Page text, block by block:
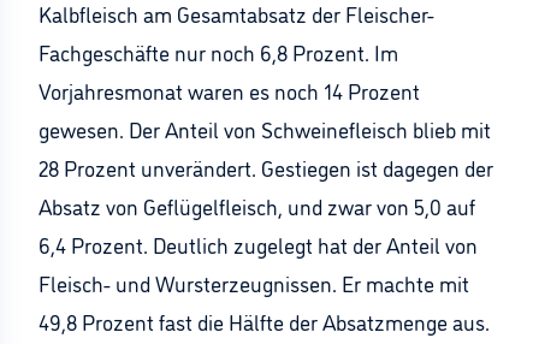
Kalbfleisch am Gesamtabsatz der Fleischer-
Fachgeschäfte nur noch 6,8 Prozent. Im
Vorjahresmonat waren es noch 14 Prozent
gewesen. Der Anteil von Schweinefleisch blieb mit
28 Prozent unverändert. Gestiegen ist dagegen der
Absatz von Geflügelfleisch, und zwar von 5,0 auf
6,4 Prozent. Deutlich zugelegt hat der Anteil von
Fleisch- und Wursterzeugnissen. Er machte mit
49,8 Prozent fast die Hälfte der Absatzmenge aus.